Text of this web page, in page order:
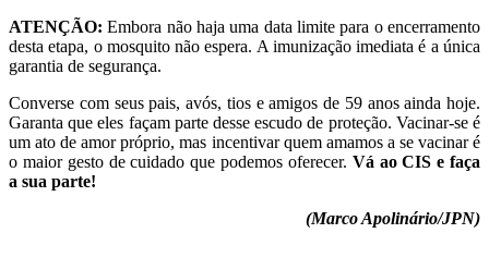
ATENÇÃO: Embora não haja uma data limite para o encerramento
desta etapa, o mosquito não espera. A imunização imediata é a única
garantia de segurança.
Converse com seus pais, avós, tios e amigos de 59 anos ainda hoje.
Garanta que eles façam parte desse escudo de proteção. Vacinar-se é
um ato de amor próprio, mas incentivar quem amamos a se vacinar é
o maior gesto de cuidado que podemos oferecer. Vá ao CIS e faça
a sua parte!
(Marco Apolinário/JPN)